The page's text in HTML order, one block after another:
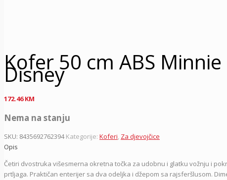
Kofer 50 cm ABS
Disney
172.46KM
Nema na stanju
SKU: 8435692762394 Kategorije: Koferi, Za djevojčice
Opis
Četiri dvostruka višesmerna okretna točka za udobnu i glatku vožnju i
prtljaga. Praktičan enterijer sa dva odeljka i džepom sa rajsferšlusom.